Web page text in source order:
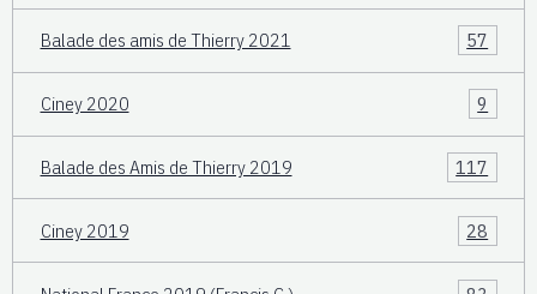
Balade des amis de Thierry 2021 57
Ciney 2020 9
Balade des Amis de Thierry 2019 117
Ciney 2019 28